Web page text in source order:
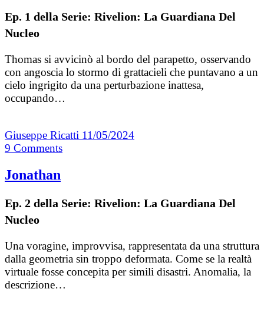
Ep. 1 della Serie: Rivelion: La Guardiana Del
Nucleo
Thomas si avvicinò al bordo del parapetto, osservando
con angoscia lo stormo di grattacieli che puntavano a un
cielo ingrigito da una perturbazione inattesa,
occupando…
Giuseppe Ricatti 11/05/2024
9 Comments
Jonathan
Ep. 2 della Serie: Rivelion: La Guardiana Del
Nucleo
Una voragine, improvvisa, rappresentata da una struttura
dalla geometria sin troppo deformata. Come se la realtà
virtuale fosse concepita per simili disastri. Anomalia, la
descrizione…